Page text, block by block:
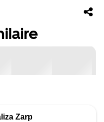
Zarp